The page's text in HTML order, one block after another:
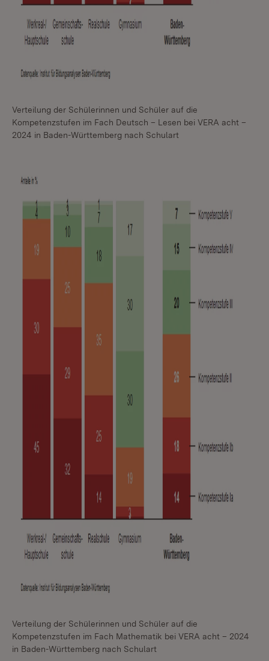
Verteilung der Schülerinnen und Schüler auf die
Kompetenzstufen im Fach Deutsch – Lesen bei VERA acht –
2024 in Baden-Württemberg nach Schulart
Verteilung der Schülerinnen und Schüler auf die
Kompetenzstufen im Fach Mathematik bei VERA acht – 2024
in Baden-Württemberg nach Schulart